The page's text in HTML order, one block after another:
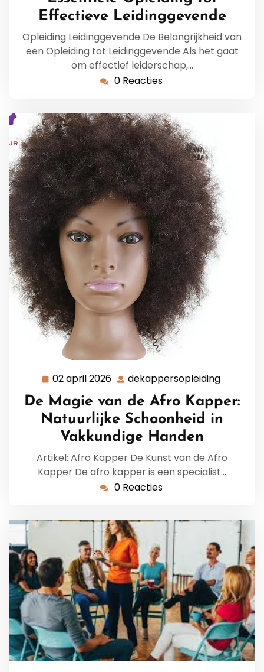
2026
Effectieve Leidinggevende
Opleiding Leidinggevende De Belangrijkheid van
een Opleiding tot Leidinggevende Als het gaat
om effectief leiderschap,…
0 Reacties
02 april 2026 02
2026
dekappersopleiding
De Magie van de Afro Kapper:
Natuurlijke Schoonheid in
Vakkundige Handen
Artikel: Afro Kapper De Kunst van de Afro
Kapper De afro kapper is een specialist…
0 Reacties